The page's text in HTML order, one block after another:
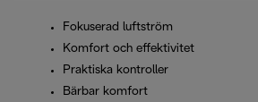
Fokuserad luftström
Komfort och effektivitet
Praktiska kontroller
Bärbar komfort